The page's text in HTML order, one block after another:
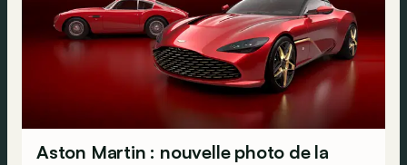
Aston Martin : nouvelle photo de la